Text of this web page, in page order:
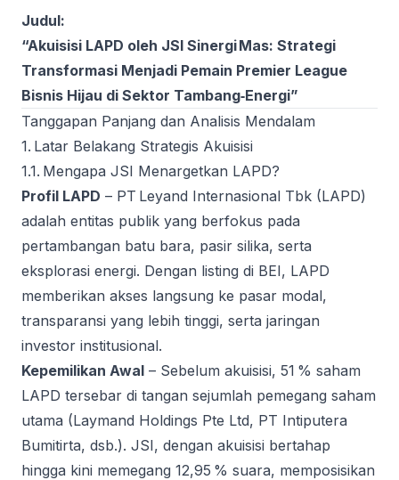
Judul:
“Akuisisi LAPD oleh JSI Sinergi Mas: Strategi
Transformasi Menjadi Pemain Premier League
Bisnis Hijau di Sektor Tambang‑Energi”
Tanggapan Panjang dan Analisis Mendalam
1. Latar Belakang Strategis Akuisisi
1.1. Mengapa JSI Menargetkan LAPD?
Profil LAPD – PT Leyand Internasional Tbk (LAPD)
adalah entitas publik yang berfokus pada
pertambangan batu bara, pasir silika, serta
eksplorasi energi. Dengan listing di BEI, LAPD
memberikan akses langsung ke pasar modal,
transparansi yang lebih tinggi, serta jaringan
investor institusional.
Kepemilikan Awal – Sebelum akuisisi, 51 % saham
LAPD tersebar di tangan sejumlah pemegang saham
utama (Laymand Holdings Pte Ltd, PT Intiputera
Bumitirta, dsb.). JSI, dengan akuisisi bertahap
hingga kini memegang 12,95 % suara, memposisikan